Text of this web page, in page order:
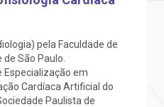
pela Faculdade de
São Paulo.
Especialização em
Cardíaca Artificial do
Paulista de